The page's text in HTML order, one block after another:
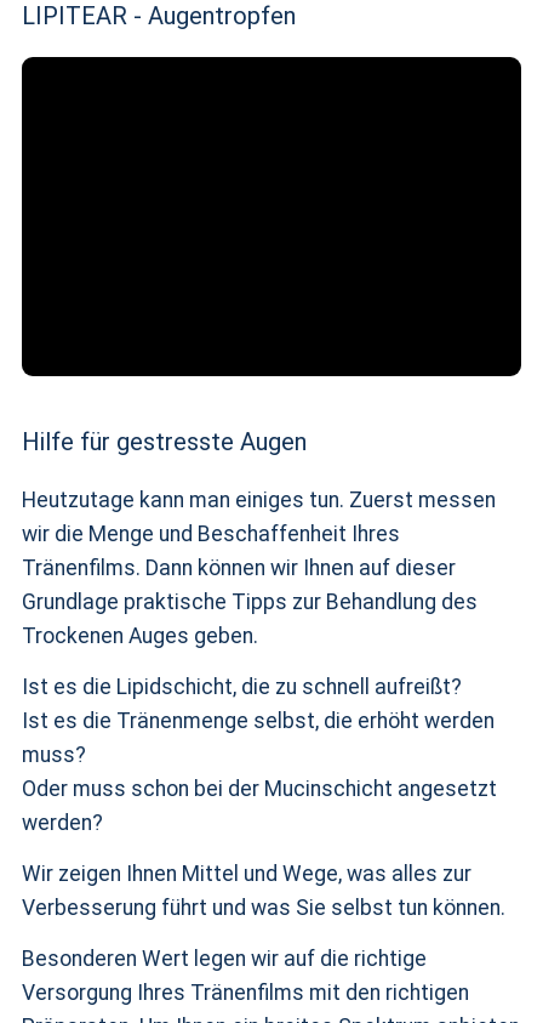
LIPITEAR - Augentropfen
Hilfe für gestresste Augen
Heutzutage kann man einiges tun. Zuerst messen
wir die Menge und Beschaffenheit Ihres
Tränenfilms. Dann können wir Ihnen auf dieser
Grundlage praktische Tipps zur Behandlung des
Trockenen Auges geben.
Ist es die Lipidschicht, die zu schnell aufreißt?
Ist es die Tränenmenge selbst, die erhöht werden
muss?
Oder muss schon bei der Mucinschicht angesetzt
werden?
Wir zeigen Ihnen Mittel und Wege, was alles zur
Verbesserung führt und was Sie selbst tun können.
Besonderen Wert legen wir auf die richtige
Versorgung Ihres Tränenfilms mit den richtigen